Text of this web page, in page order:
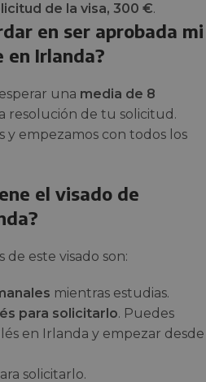
de la visa, 300 €.
en ser aprobada mi
Irlanda?
una media de 8
resolución de tu solicitud.
y empezamos con todos los
el visado de
de este visado son:
mientras estudias.
para solicitarlo. Puedes
en Irlanda y empezar desde
solicitarlo.